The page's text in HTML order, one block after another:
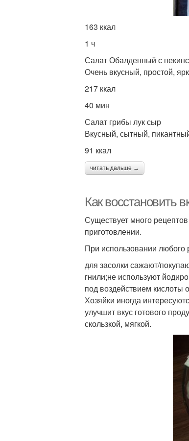
163 ккал
1 ч
Салат Обалденный с
Очень вкусный, простой,
217 ккал
40 мин
Салат грибы лук сыр
Вкусный, сытный,
91 ккал
читать дальше →
Как восстановить
Существует много
приготовлении.
При использовании
для засолки сажают/
гнили;не используют
под воздействием кислоты
Хозяйки иногда
улучшит вкус готового
скользкой, мягкой.